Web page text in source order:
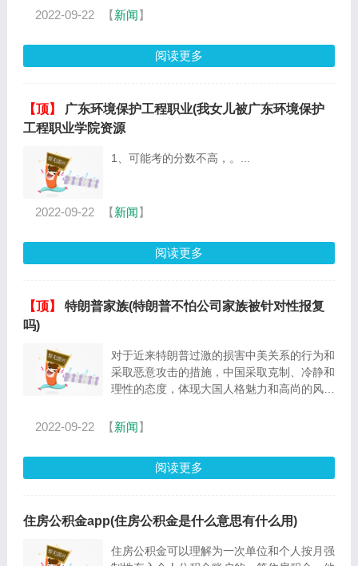
2022-09-22 【新闻】
阅读更多
【顶】
广东环境保护工程职业(我女儿被广东环境保护
工程职业学院资源
1、可能考的分数不高，。...
2022-09-22 【新闻】
阅读更多
【顶】
特朗普家族(特朗普不怕公司家族被针对性报复
吗)
对于近来特朗普过激的损害中美关系的行为和
采取恶意攻击的措施，中国采取克制、冷静和
理性的态度，体现大国人格魅力和高尚的风
体，维...
2022-09-22 【新闻】
阅读更多
住房公积金app(住房公积金是什么意思有什么用)
住房公积金可以理解为一次单位和个人按月强